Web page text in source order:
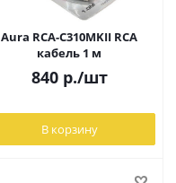
Aura RCA-C310MKII RCA
кабель 1 м
840р./шт
В корзину